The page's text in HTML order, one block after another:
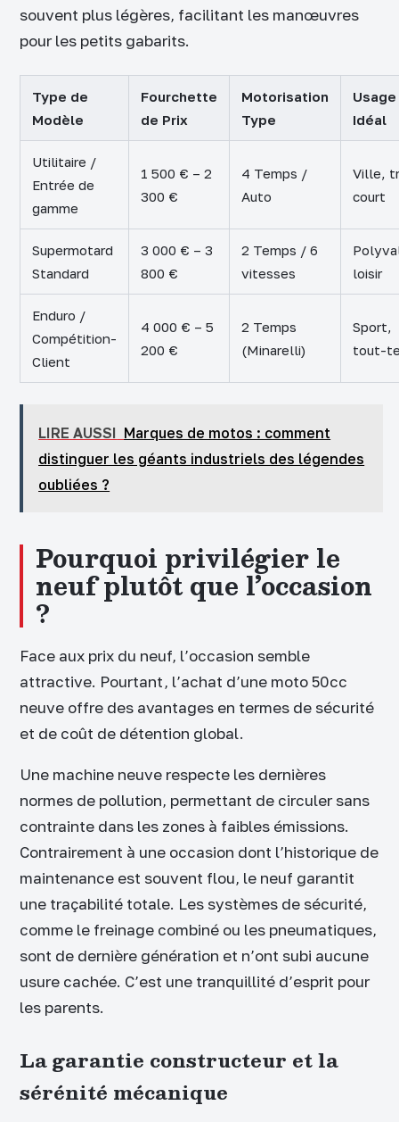
souvent plus légères, facilitant les manœuvres
pour les petits gabarits.
Type de
Modèle
Fourchette
de Prix
Motorisation
Type
Usage
Idéal
Utilitaire /
Entrée de
gamme
1 500 € – 2
300 €
4 Temps /
Auto
Ville,
court
Supermotard
Standard
3 000 € – 3
800 €
2 Temps / 6
vitesses
loisir
Enduro /
Compétition-
Client
4 000 € – 5
200 €
2 Temps
(Minarelli)
Sport,
tout-
LIRE AUSSI Marques de motos : comment
distinguer les géants industriels des légendes
oubliées ?
Pourquoi privilégier le
neuf plutôt que l’occasion
?
Face aux prix du neuf, l’occasion semble
attractive. Pourtant, l’achat d’une moto 50cc
neuve offre des avantages en termes de sécurité
et de coût de détention global.
Une machine neuve respecte les dernières
normes de pollution, permettant de circuler sans
contrainte dans les zones à faibles émissions.
Contrairement à une occasion dont l’historique de
maintenance est souvent flou, le neuf garantit
une traçabilité totale. Les systèmes de sécurité,
comme le freinage combiné ou les pneumatiques,
sont de dernière génération et n’ont subi aucune
usure cachée. C’est une tranquillité d’esprit pour
les parents.
La garantie constructeur et la
sérénité mécanique